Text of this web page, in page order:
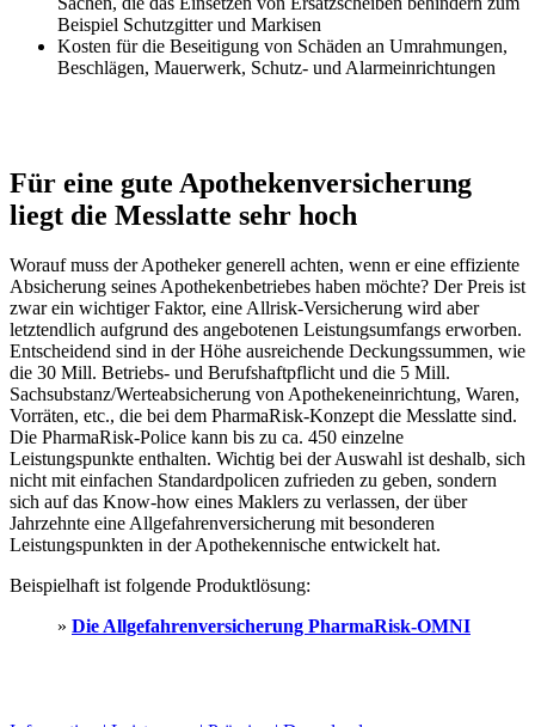
Beispiel Schutzgitter und Markisen
Kosten für die Beseitigung von Schäden an Umrahmungen,
Beschlägen, Mauerwerk, Schutz- und Alarmeinrichtungen
Für eine gute Apothekenversicherung
liegt die Messlatte sehr hoch
Worauf muss der Apotheker generell achten, wenn er eine effiziente
Absicherung seines Apothekenbetriebes haben möchte? Der Preis ist
zwar ein wichtiger Faktor, eine Allrisk-Versicherung wird aber
letztendlich aufgrund des angebotenen Leistungsumfangs erworben.
Entscheidend sind in der Höhe ausreichende Deckungssummen, wie
die 30 Mill. Betriebs- und Berufshaftpflicht und die 5 Mill.
Sachsubstanz/Werteabsicherung von Apothekeneinrichtung, Waren,
Vorräten, etc., die bei dem PharmaRisk-Konzept die Messlatte sind.
Die PharmaRisk-Police kann bis zu ca. 450 einzelne
Leistungspunkte enthalten. Wichtig bei der Auswahl ist deshalb, sich
nicht mit einfachen Standardpolicen zufrieden zu geben, sondern
sich auf das Know-how eines Maklers zu verlassen, der über
Jahrzehnte eine Allgefahrenversicherung mit besonderen
Leistungspunkten in der Apothekennische entwickelt hat.
Beispielhaft ist folgende Produktlösung:
» Die Allgefahrenversicherung PharmaRisk-OMNI